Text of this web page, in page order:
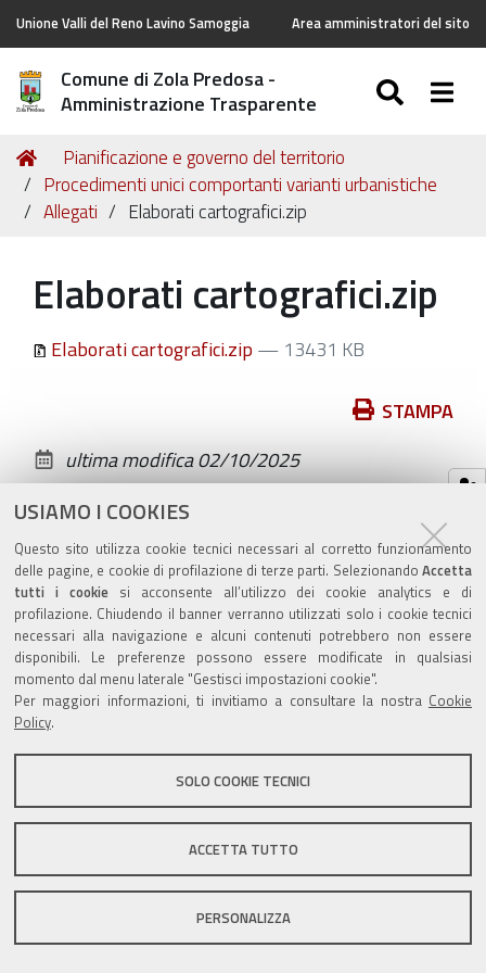
USIAMO I COOKIES
Questo sito utilizza cookie tecnici necessari al corretto funzionamento
delle pagine, e cookie di profilazione di terze parti. Selezionando Accetta
tutti i cookiesi acconsente all’utilizzo dei cookie analytics e di
profilazione. Chiudendo il banner verranno utilizzati solo i cookie tecnici
necessari alla navigazione e alcuni contenuti potrebbero non essere
disponibili. Le preferenze possono essere modificate in qualsiasi
momento dal menu laterale "Gestisci impostazioni cookie".
Per maggiori informazioni, ti invitiamo a consultare la nostra Cookie
Policy.
SOLO COOKIE TECNICI
ACCETTA TUTTO
PERSONALIZZA
Unione Valli del Reno Lavino Samoggia Area amministratori del sito
Comune di Zola Predosa -
Amministrazione Trasparente
Tu
sei
qui:
Home
Pianificazione e governo del territorio
Procedimenti unici comportanti varianti urbanistiche
Allegati
Elaborati cartografici.zip
Elaborati cartografici.zip
Elaborati cartografici.zip — 13431 KB
documento
STAMPA
ultima modifica02/10/2025
Valuta questo sito
Sito istituzionale Comune di Zola Predosa
DPO|Accessibilità